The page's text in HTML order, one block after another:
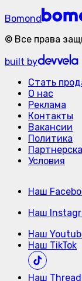
Bomond
© Все права
built by
Стать
О нас
Реклама
Контакты
Вакансии
Политика
Условия
Наш
Наш
Наш
Наш TikTok
Наш